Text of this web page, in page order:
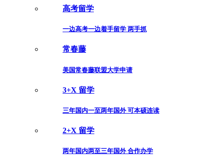
高考留学
一边高考一边着手留学 两手抓
常春藤
美国常春藤联盟大学申请
3+X 留学
三年国内一至两年国外 可本硕连读
2+X 留学
两年国内两至三年国外 合作办学